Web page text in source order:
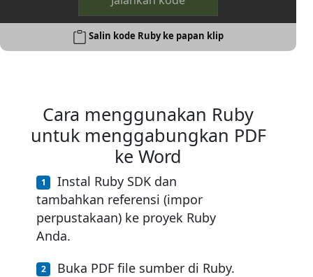
Salin kode Ruby ke papan klip
Cara menggunakan Ruby
untuk menggabungkan PDF
ke Word
Instal Ruby SDK dan
tambahkan referensi (impor
perpustakaan) ke proyek Ruby
Anda.
Buka PDF file sumber di Ruby.